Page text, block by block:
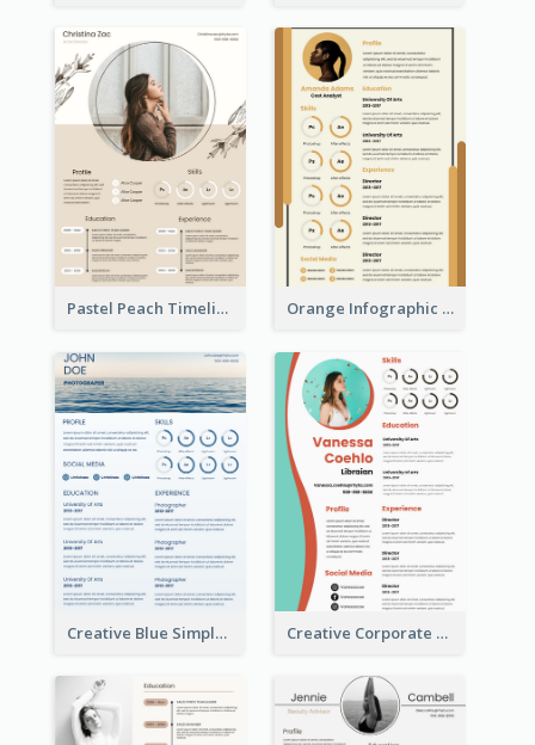
Pastel Peach Timeline Resume Orange Infographic Market Analyst Resume
Creative Blue Simple Resume Creative Corporate Teal Resume